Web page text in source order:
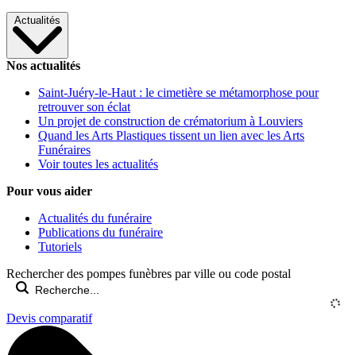
Actualités
Nos actualités
Saint-Juéry-le-Haut : le cimetière se métamorphose pour
retrouver son éclat
Un projet de construction de crématorium à Louviers
Quand les Arts Plastiques tissent un lien avec les Arts
Funéraires
Voir toutes les actualités
Pour vous aider
Actualités du funéraire
Publications du funéraire
Tutoriels
Rechercher des pompes funèbres par ville ou code postal
Devis comparatif